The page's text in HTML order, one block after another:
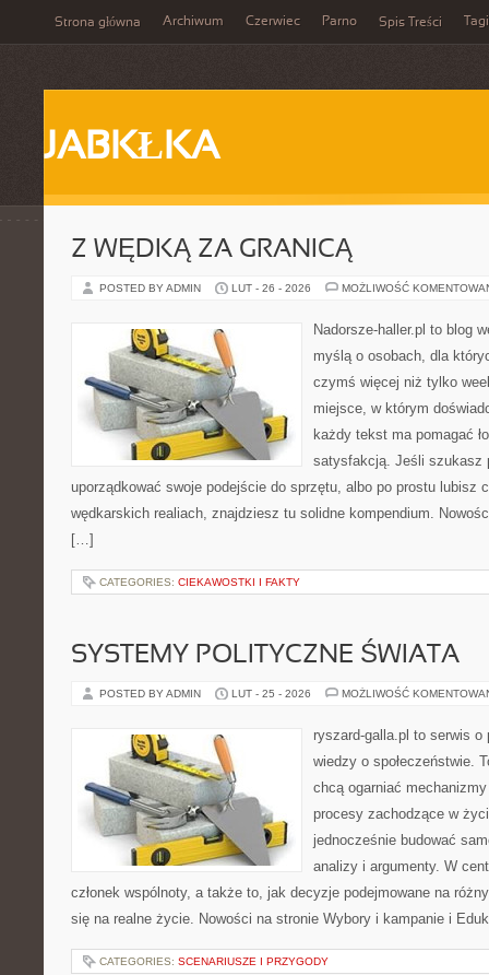
Strona główna Archiwum Czerwiec Parno Spis Treści Tagi
JABKŁKA
Z WĘDKĄ ZA GRANICĄ
POSTED BY ADMIN LUT - 26 - 2026 MOŻLIWOŚĆ
Nadorsze-haller.pl to blog
myślą o osobach, dla
czymś więcej niż tylko
miejsce, w którym
każdy tekst ma pomagać
satysfakcją. Jeśli szukasz
uporządkować swoje podejście do sprzętu, albo po prostu lubisz
wędkarskich realiach, znajdziesz tu solidne kompendium.
[…]
CATEGORIES: CIEKAWOSTKI I FAKTY
SYSTEMY POLITYCZNE ŚWIATA
POSTED BY ADMIN LUT - 25 - 2026 MOŻLIWOŚĆ
ryszard-galla.pl to serwis
wiedzy o społeczeństwie.
chcą ogarniać
procesy zachodzące w
jednocześnie budować
analizy i argumenty. W
członek wspólnoty, a także to, jak decyzje podejmowane na
się na realne życie. Nowości na stronie Wybory i kampanie i
CATEGORIES: SCENARIUSZE I PRZYGODY